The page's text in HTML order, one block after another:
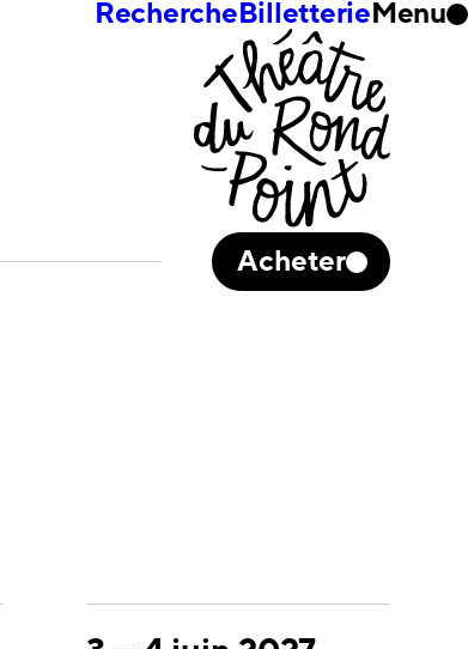
RechercheBilletterieMenu
Acheter